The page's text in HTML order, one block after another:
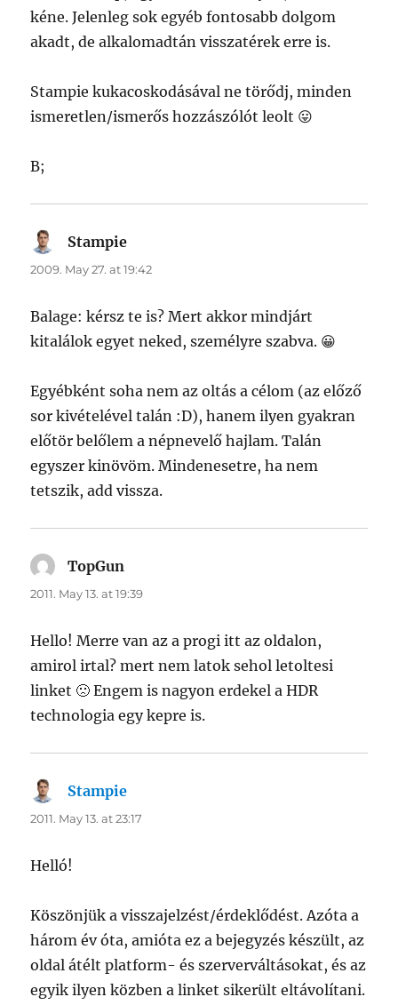
kéne. Jelenleg sok egyéb fontosabb dolgom
akadt, de alkalomadtán visszatérek erre is.
Stampie kukacoskodásával ne törődj, minden
ismeretlen/ismerős hozzászólót leolt 😛
B;
Stampie
2009. May 27. at 19:42
Balage: kérsz te is? Mert akkor mindjárt
kitalálok egyet neked, személyre szabva. 😀
Egyébként soha nem az oltás a célom (az előző
sor kivételével talán :D), hanem ilyen gyakran
előtör belőlem a népnevelő hajlam. Talán
egyszer kinövöm. Mindenesetre, ha nem
tetszik, add vissza.
TopGun
2011. May 13. at 19:39
Hello! Merre van az a progi itt az oldalon,
amirol irtal? mert nem latok sehol letoltesi
linket 🙁 Engem is nagyon erdekel a HDR
technologia egy kepre is.
Stampie
2011. May 13. at 23:17
Helló!
Köszönjük a visszajelzést/érdeklődést. Azóta a
három év óta, amióta ez a bejegyzés készült, az
oldal átélt platform- és szerverváltásokat, és az
egyik ilyen közben a linket sikerült eltávolítani.